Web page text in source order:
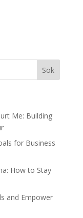
Me: Building
for Business
How to Stay
and Empower